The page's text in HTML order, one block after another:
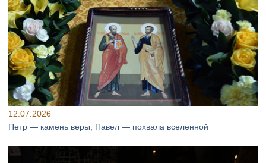
12.07.2026
Петр — камень веры, Павел — похвала вселенной